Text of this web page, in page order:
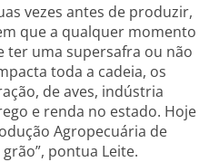
vezes antes de produzir,
que a qualquer momento
ter uma supersafra ou não
toda a cadeia, os
de aves, indústria
e renda no estado. Hoje
Agropecuária de
pontua Leite.